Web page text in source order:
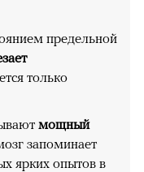
предельной
только
мощный
запоминает
ярких опытов в